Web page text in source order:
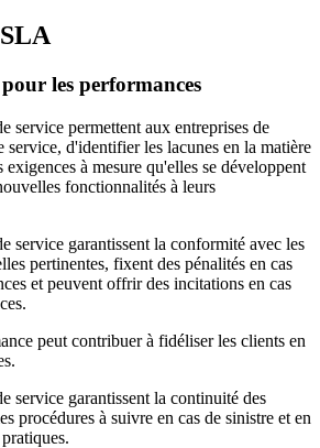
les performances
service permettent aux entreprises de
service, d'identifier les lacunes en la matière
à mesure qu'elles se développent
fonctionnalités à leurs
service garantissent la conformité avec les
pertinentes, fixent des pénalités en cas
et peuvent offrir des incitations en cas
peut contribuer à fidéliser les clients en
service garantissent la continuité des
procédures à suivre en cas de sinistre et en